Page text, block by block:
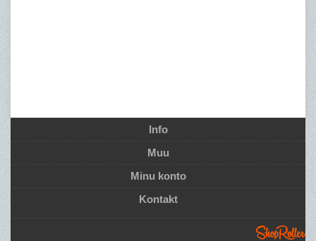
Info
Muu
Minu konto
Kontakt